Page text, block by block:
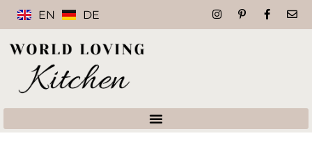
EN DE